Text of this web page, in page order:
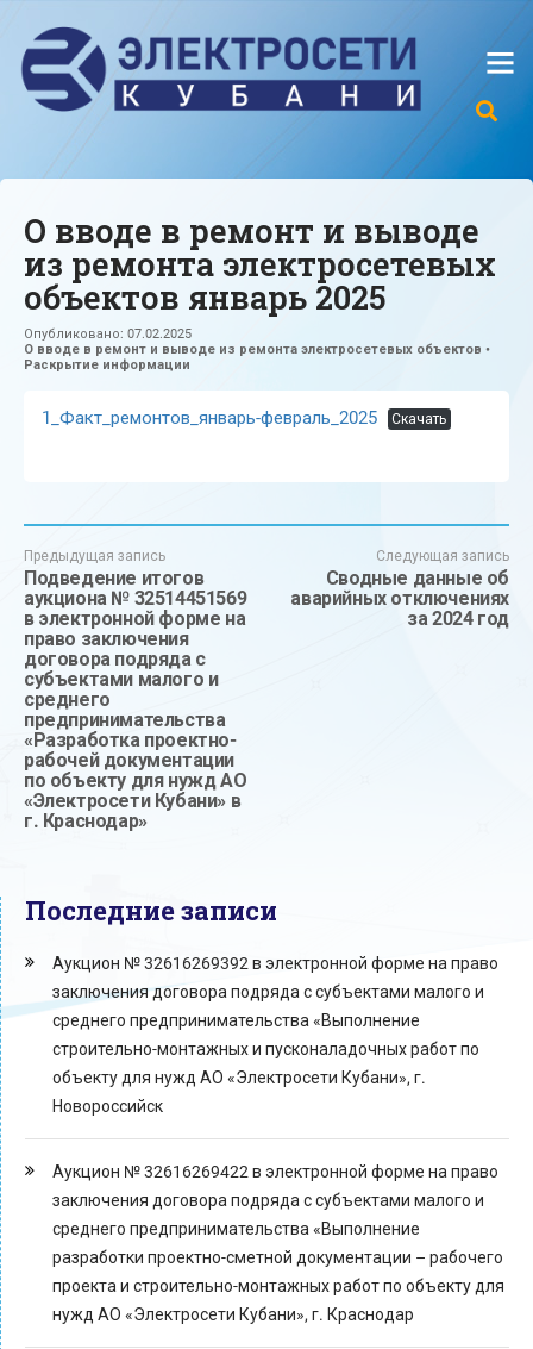
О вводе в ремонт и выводе
из ремонта электросетевых
объектов январь 2025
Опубликовано: 07.02.2025
О вводе в ремонт и выводе из ремонта электросетевых объектов •
Раскрытие информации
1_Факт_ремонтов_январь-февраль_2025 Скачать
Предыдущая запись
Подведение итогов
аукциона № 32514451569
в электронной форме на
право заключения
договора подряда с
субъектами малого и
среднего
предпринимательства
«Разработка проектно-
рабочей документации
по объекту для нужд АО
«Электросети Кубани» в
г. Краснодар»
Следующая запись
Сводные данные об
аварийных отключениях
за 2024 год
Последние записи
Аукцион № 32616269392 в электронной форме на право
заключения договора подряда с субъектами малого и
среднего предпринимательства «Выполнение
строительно-монтажных и пусконаладочных работ по
объекту для нужд АО «Электросети Кубани», г.
Новороссийск
Аукцион № 32616269422 в электронной форме на право
заключения договора подряда с субъектами малого и
среднего предпринимательства «Выполнение
разработки проектно-сметной документации – рабочего
проекта и строительно-монтажных работ по объекту для
нужд АО «Электросети Кубани», г. Краснодар